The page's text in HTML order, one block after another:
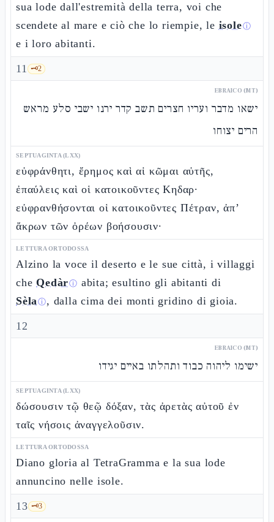
sua lode dall'estremità della terra, voi che
scendete al mare e ciò che lo riempie, le isoleⓘ
e i loro abitanti.
11 🗝️2
EBRAICO (MT)
ישאו מדבר ועריו חצרים תשב קדר ירנו ישבי סלע מראש
הרים יצוחו
SEPTUAGINTA (LXX)
εὐφράνθητι, ἔρημος καὶ αἱ κῶμαι αὐτῆς,
ἐπαύλεις καὶ οἱ κατοικοῦντες Κηδαρ·
εὐφρανθήσονται οἱ κατοικοῦντες Πέτραν, ἀπ’
ἄκρων τῶν ὀρέων βοήσουσιν·
LETTURA ORTODOSSA
Alzino la voce il deserto e le sue città, i villaggi
che Qedàrⓘ abita; esultino gli abitanti di
Sèlaⓘ, dalla cima dei monti gridino di gioia.
12
EBRAICO (MT)
ישימו ליהוה כבוד ותהלתו באיים יגידו
SEPTUAGINTA (LXX)
δώσουσιν τῷ θεῷ δόξαν, τὰς ἀρετὰς αὐτοῦ ἐν
ταῖς νήσοις ἀναγγελοῦσιν.
LETTURA ORTODOSSA
Diano gloria al TetraGramma e la sua lode
annuncino nelle isole.
13 🗝️3